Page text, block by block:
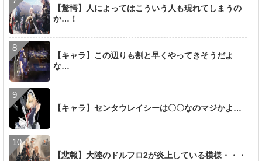
【驚愕】人によってはこういう人も現れてしまうの
か…！
【キャラ】この辺りも割と早くやってきそうだよ
な…
【キャラ】センタウレイシーは〇〇なのマジかよ…
【悲報】大陸のドルフロ2が炎上している模様・・・